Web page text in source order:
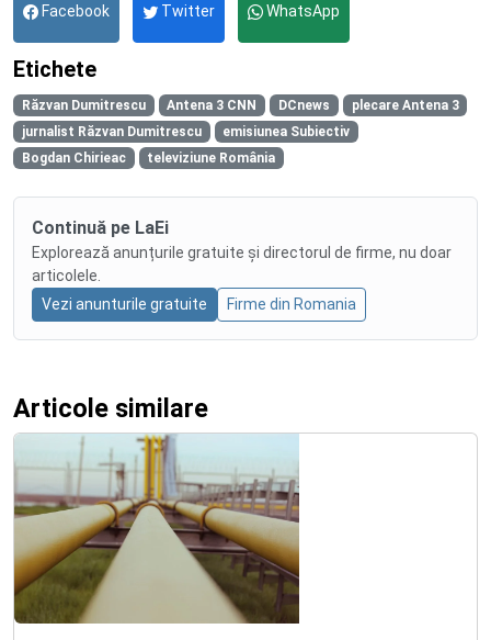
Facebook Twitter WhatsApp
Etichete
Răzvan Dumitrescu Antena 3 CNN DCnews
plecare Antena 3
jurnalist Răzvan Dumitrescu
emisiunea Subiectiv
Bogdan Chirieac
televiziune România
Continuă pe LaEi
Explorează anunțurile gratuite și directorul de firme, nu doar
articolele.
Vezi anunturile gratuite
Firme din Romania
Articole similare